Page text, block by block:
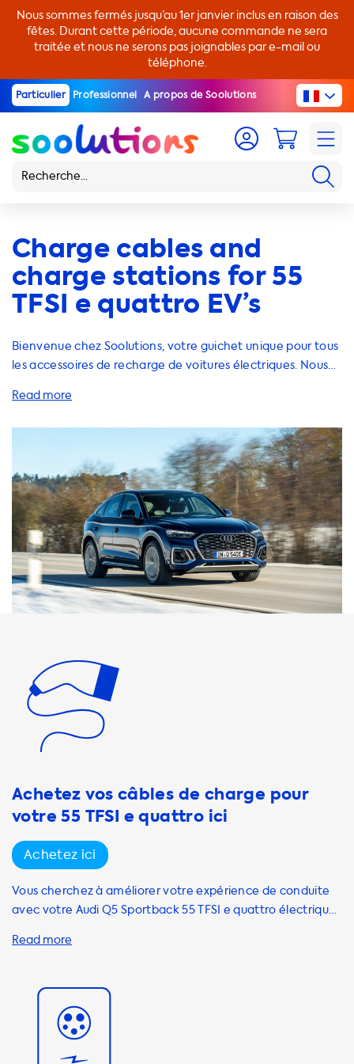
Nous sommes fermés jusqu’au 1er janvier inclus en raison des
fêtes. Durant cette période, aucune commande ne sera
traitée et nous ne serons pas joignables par e-mail ou
téléphone.
Particulier Professionnel A propos de Soolutions
Charge cables and
charge stations for 55
TFSI e quattro EV’s
Bienvenue chez Soolutions, votre guichet unique pour tous
les accessoires de recharge de voitures électriques. Nous
charger votre Audi Q5 Sportback avec une efficacité
votre véhicule, nous vous recommandons de vous équiper
d'une station de charge AC (alternatif) adaptée à votre
Audi Q5 Sportback. Pour ce modèle, le maximum de la
vitesse de charge est de 7,4 kW (2 phases, 16 ampères). Si
vous utilisez un produit de charge avec une plus grande
capacité que cela, votre voiture ne sera pas en mesure de
charger à cette vitesse. Il est donc important de choisir la
bonne solution pour votre voiture. Nous offrons une
sélection de câbles de charge, de stations de charge, de
chargeurs portables, d'accessoires et d'adaptateurs pour
trouver la solution la mieux adaptée à votre voiture et à
votre domicile. Notre gamme de stations de charge AC est
conçue pour s'adapter à tous les besoins, avec des options
de 1 phase 16A (3,7 kW), 1 phase 32A (7,4 kW), 3 phases 16A
(11 kW) et 3 phases 32A (22 kW). Nous recommandons des
Achetez vos câbles de charge pour
votre 55 TFSI e quattro ici
Achetez ici
Vous cherchez à améliorer votre expérience de conduite
avec votre Audi Q5 Sportback 55 TFSI e quattro électrique
Soolutions! Pour profiter pleinement de votre voiture
à vos besoins. Notre sélection de câbles de charge AC
Mode 3 pour votre Audi Q5 Sportback garantit des
performances de charge optimales. Avec une capacité de
charge de 3 phases et 32 ampères, vous pouvez recharger